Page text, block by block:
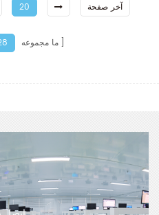
20 آخر صفحة
ما مجموعه